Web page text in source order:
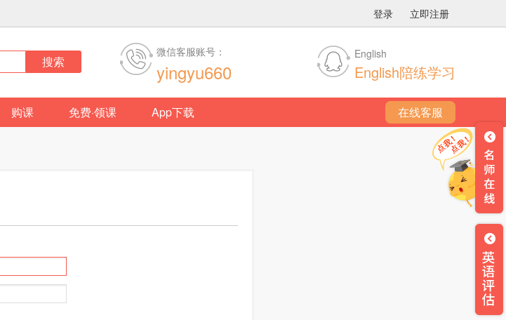
登录 立即注册
搜索
微信客服账号：
yingyu660
English
English陪练学习
购课 免费·领课 App下载 在线客服